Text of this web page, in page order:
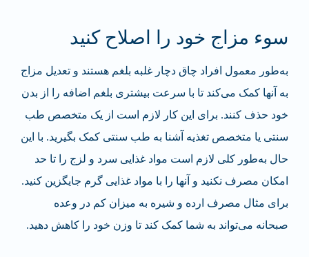
سوء مزاج خود را اصلاح کنید
به‌طور معمول افراد چاق دچار غلبه بلغم هستند و تعدیل مزاج
به آنها کمک می‌کند تا با سرعت بیشتری بلغم اضافه را از بدن
خود حذف کنند. برای این کار لازم است از یک متخصص طب
سنتی یا متخصص تغذیه آشنا به طب سنتی کمک بگیرید. با این
حال به‌طور کلی لازم است مواد غذایی سرد و لزج را تا حد
امکان مصرف نکنید و آنها را با مواد غذایی گرم جایگزین کنید.
برای مثال مصرف ارده و شیره به میزان کم در وعده
صبحانه می‌تواند به شما کمک کند تا وزن خود را کاهش دهید.